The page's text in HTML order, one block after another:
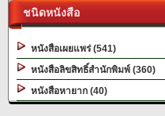
ชนิดหนังสือ
หนังสือเผยแพร่ (541)
หนังสือลิขสิทธิ์สำนักพิมพ์ (360)
หนังสือหายาก (40)